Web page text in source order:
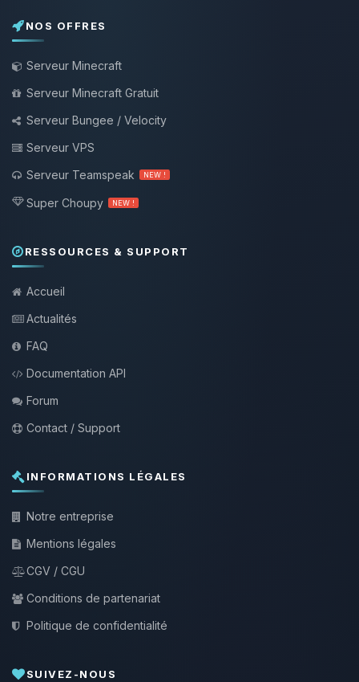
NOS OFFRES
Serveur Minecraft
Serveur Minecraft Gratuit
Serveur Bungee / Velocity
Serveur VPS
Serveur Teamspeak
NEW !
Super Choupy NEW !
RESSOURCES & SUPPORT
Accueil
Actualités
FAQ
Documentation API
Forum
Contact / Support
INFORMATIONS LÉGALES
Notre entreprise
Mentions légales
CGV / CGU
Conditions de partenariat
Politique de confidentialité
SUIVEZ-NOUS